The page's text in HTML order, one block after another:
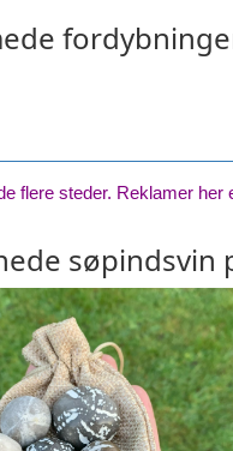
flere steder. Reklamer her
søpindsvin